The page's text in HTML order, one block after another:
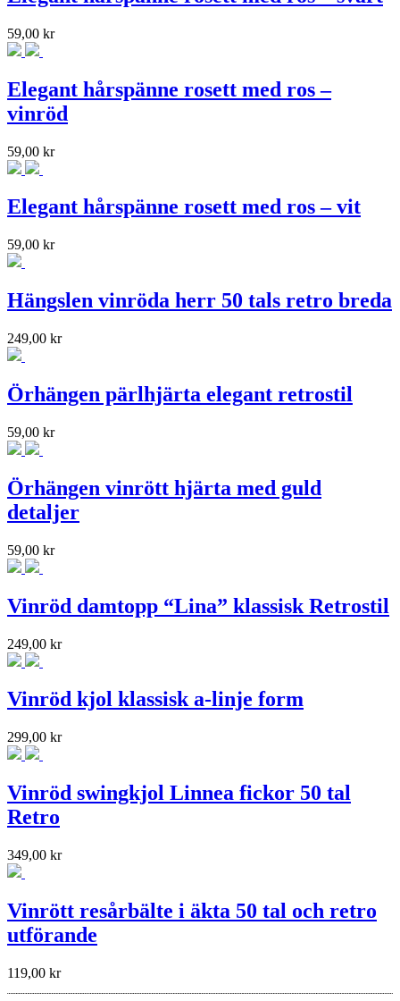
59,00 kr
Elegant hårspänne rosett med ros –
vinröd
59,00 kr
Elegant hårspänne rosett med ros – vit
59,00 kr
Hängslen vinröda herr 50 tals retro breda
249,00 kr
Örhängen pärlhjärta elegant retrostil
59,00 kr
Örhängen vinrött hjärta med guld
detaljer
59,00 kr
Vinröd damtopp “Lina” klassisk Retrostil
249,00 kr
Vinröd kjol klassisk a-linje form
299,00 kr
Vinröd swingkjol Linnea fickor 50 tal
Retro
349,00 kr
Vinrött resårbälte i äkta 50 tal och retro
utförande
119,00 kr